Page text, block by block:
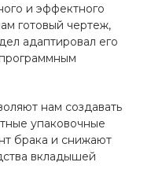
и эффектного
готовый чертеж,
адаптировал его
нам создавать
упаковочные
брака и снижают
вкладышей